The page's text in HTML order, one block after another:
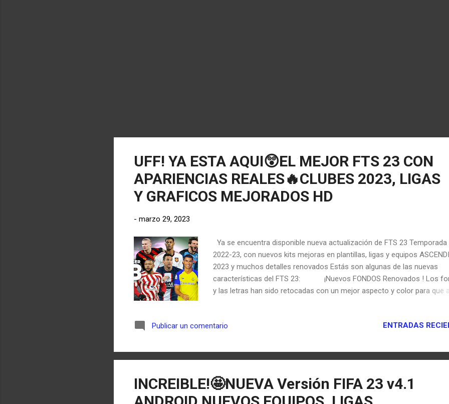
UFF! YA ESTA AQUI😲EL MEJOR FTS 23 CON
APARIENCIAS REALES🔥CLUBES 2023, LIGAS
Y GRAFICOS MEJORADOS HD
- marzo 29, 2023
Ya se encuentra disponible nueva actualización de FTS 23 Temporada
2022-23, con nuevos kits mejoras en plantillas, ligas y equipos
2023 y muchos detalles renovados Estás son algunas de las nuevas
características del FTS 23: ¡Nuevos FONDOS Renovados ! Los
y las letras han sido retocadas con un mejor aspecto y color para que
las ligas mas importantes del fútbol, las Mas destacadas son las ligas
también las principales LIGAS de Europa y américa. Aquí algunas
los uniformes actualizados al 2023 PEINADOS, FICHAJES y FACES
Nuevos apariencias y faces realistas estaran disponibles en este i...
Publicar un comentario ENTRADAS
INCREIBLE!🤩NUEVA Versión FIFA 23 v4.1